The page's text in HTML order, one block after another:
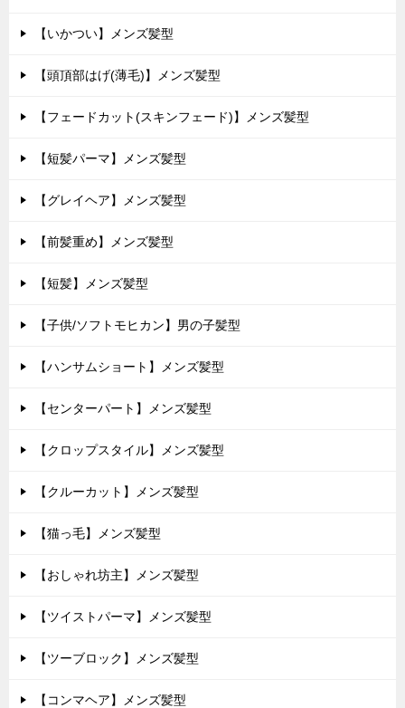
【いかつい】メンズ髪型
【頭頂部はげ(薄毛)】メンズ髪型
【フェードカット(スキンフェード)】メンズ髪型
【短髪パーマ】メンズ髪型
【グレイヘア】メンズ髪型
【前髪重め】メンズ髪型
【短髪】メンズ髪型
【子供/ソフトモヒカン】男の子髪型
【ハンサムショート】メンズ髪型
【センターパート】メンズ髪型
【クロップスタイル】メンズ髪型
【クルーカット】メンズ髪型
【猫っ毛】メンズ髪型
【おしゃれ坊主】メンズ髪型
【ツイストパーマ】メンズ髪型
【ツーブロック】メンズ髪型
【コンマヘア】メンズ髪型